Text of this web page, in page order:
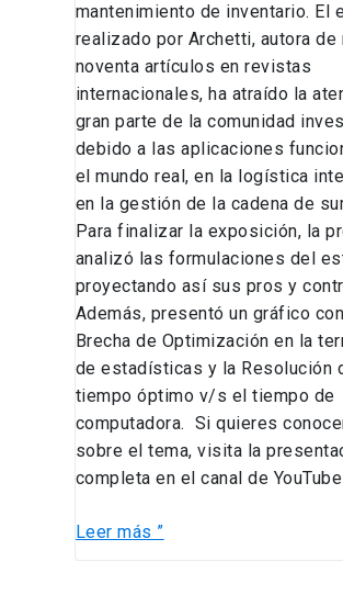
mantenimiento de inventario. El
realizado por Archetti, autora de
noventa artículos en revistas
internacionales, ha atraído la
gran parte de la comunidad
debido a las aplicaciones
el mundo real, en la logística
en la gestión de la cadena de
Para finalizar la exposición, la
analizó las formulaciones del
proyectando así sus pros y
Además, presentó un gráfico
Brecha de Optimización en la
de estadísticas y la Resolución
tiempo óptimo v/s el tiempo de
computadora. Si quieres
sobre el tema, visita la
completa en el canal de YouTube
Leer más ”